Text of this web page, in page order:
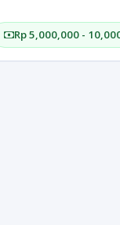
Rp 5,000,000 -